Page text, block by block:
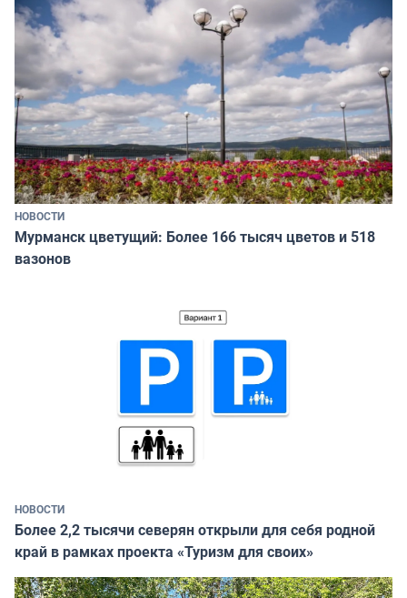
НОВОСТИ
Мурманск цветущий: Более 166 тысяч цветов и 518
вазонов
НОВОСТИ
Более 2,2 тысячи северян открыли для себя родной
край в рамках проекта «Туризм для своих»